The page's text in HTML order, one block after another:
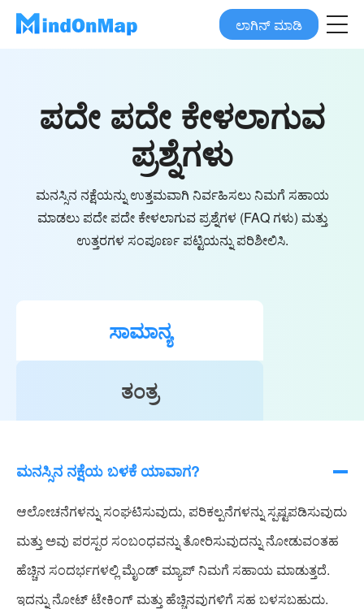
ಲಾಗಿನ್ ಮಾಡಿ
ಪದೇ ಪದೇ ಕೇಳಲಾಗುವ
ಪ್ರಶ್ನೆಗಳು
ಮನಸ್ಸಿನ ನಕ್ಷೆಯನ್ನು ಉತ್ತಮವಾಗಿ ನಿರ್ವಹಿಸಲು ನಿಮಗೆ ಸಹಾಯ
ಮಾಡಲು ಪದೇ ಪದೇ ಕೇಳಲಾಗುವ ಪ್ರಶ್ನೆಗಳ (FAQ ಗಳು) ಮತ್ತು
ಉತ್ತರಗಳ ಸಂಪೂರ್ಣ ಪಟ್ಟಿಯನ್ನು ಪರಿಶೀಲಿಸಿ.
ಸಾಮಾನ್ಯ
ತಂತ್ರ
ಮನಸ್ಸಿನ ನಕ್ಷೆಯ ಬಳಕೆ ಯಾವಾಗ?
ಆಲೋಚನೆಗಳನ್ನು ಸಂಘಟಿಸುವುದು, ಪರಿಕಲ್ಪನೆಗಳನ್ನು ಸ್ಪಷ್ಟಪಡಿಸುವುದು
ಮತ್ತು ಅವು ಪರಸ್ಪರ ಸಂಬಂಧವನ್ನು ತೋರಿಸುವುದನ್ನು ನೋಡುವಂತಹ
ಹೆಚ್ಚಿನ ಸಂದರ್ಭಗಳಲ್ಲಿ ಮೈಂಡ್ ಮ್ಯಾಪ್ ನಿಮಗೆ ಸಹಾಯ ಮಾಡುತ್ತದೆ.
ಇದನ್ನು ನೋಟ್ ಟೇಕಿಂಗ್ ಮತ್ತು ಹೆಚ್ಚಿನವುಗಳಿಗೆ ಸಹ ಬಳಸಬಹುದು.